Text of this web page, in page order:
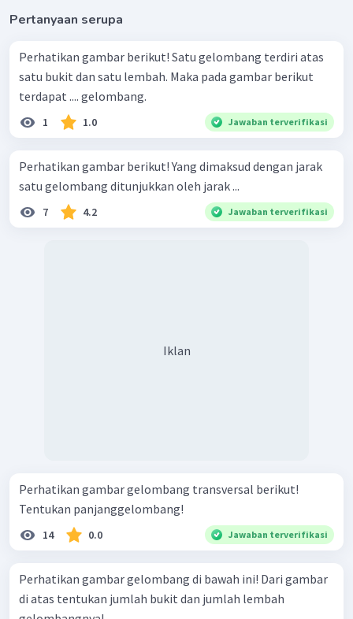
Pertanyaan serupa
Perhatikan gambar berikut! Satu gelombang terdiri atas
satu bukit dan satu lembah. Maka pada gambar berikut
terdapat .... gelombang.
1 1.0 Jawaban terverifikasi
Perhatikan gambar berikut! Yang dimaksud dengan jarak
satu gelombang ditunjukkan oleh jarak ...
7 4.2 Jawaban terverifikasi
Iklan
Perhatikan gambar gelombang transversal berikut!
Tentukan panjanggelombang!
14 0.0 Jawaban terverifikasi
Perhatikan gambar gelombang di bawah ini! Dari gambar
di atas tentukan jumlah bukit dan jumlah lembah